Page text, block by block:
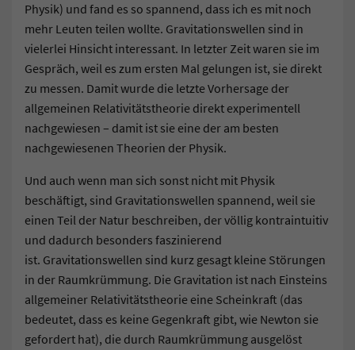
Physik) und fand es so spannend, dass ich es mit noch
mehr Leuten teilen wollte. Gravitationswellen sind in
vielerlei Hinsicht interessant. In letzter Zeit waren sie im
Gespräch, weil es zum ersten Mal gelungen ist, sie direkt
zu messen. Damit wurde die letzte Vorhersage der
allgemeinen Relativitätstheorie direkt experimentell
nachgewiesen – damit ist sie eine der am besten
nachgewiesenen Theorien der Physik.
Und auch wenn man sich sonst nicht mit Physik
beschäftigt, sind Gravitationswellen spannend, weil sie
einen Teil der Natur beschreiben, der völlig kontraintuitiv
und dadurch besonders faszinierend
ist. Gravitationswellen sind kurz gesagt kleine Störungen
in der Raumkrümmung. Die Gravitation ist nach Einsteins
allgemeiner Relativitätstheorie eine Scheinkraft (das
bedeutet, dass es keine Gegenkraft gibt, wie Newton sie
gefordert hat), die durch Raumkrümmung ausgelöst